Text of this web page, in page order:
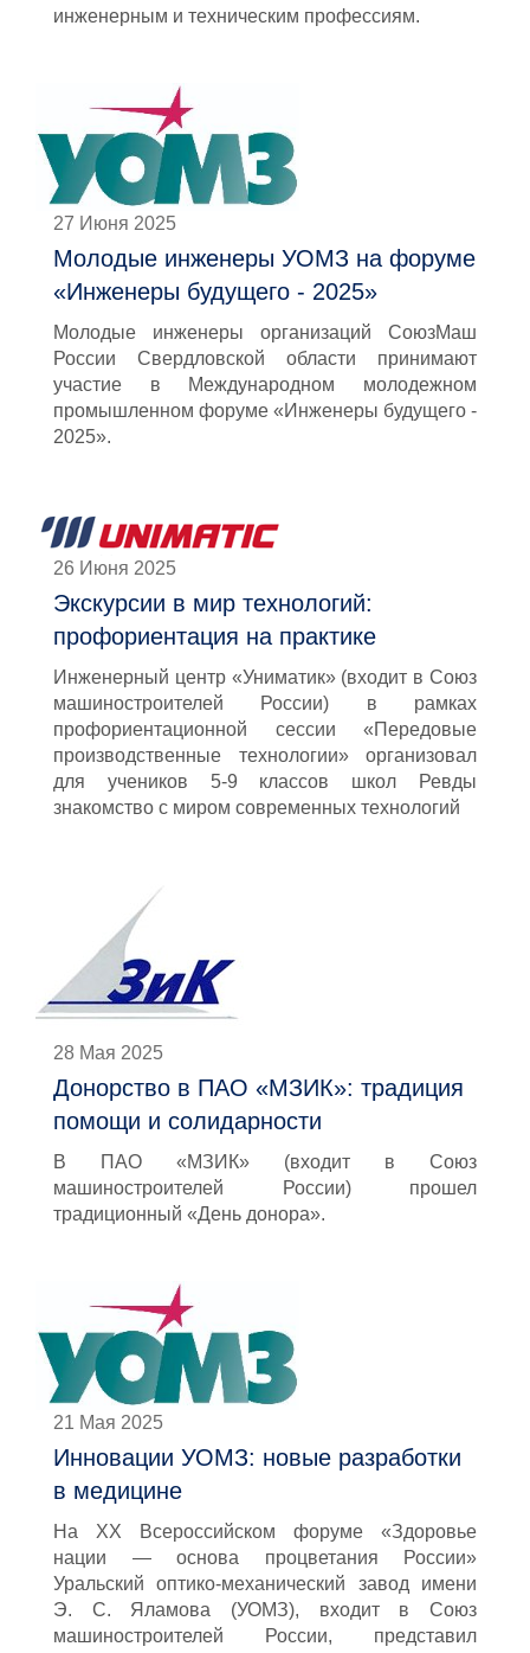
инженерным и техническим профессиям.
27 Июня 2025
Молодые инженеры УОМЗ на форуме
«Инженеры будущего - 2025»
Молодые инженеры организаций СоюзМаш
России Свердловской области принимают
участие в Международном молодежном
промышленном форуме «Инженеры будущего -
2025».
26 Июня 2025
Экскурсии в мир технологий:
профориентация на практике
Инженерный центр «Униматик» (входит в Союз
машиностроителей России) в рамках
профориентационной сессии «Передовые
производственные технологии» организовал
для учеников 5-9 классов школ Ревды
знакомство с миром современных технологий
28 Мая 2025
Донорство в ПАО «МЗИК»: традиция
помощи и солидарности
В ПАО «МЗИК» (входит в Союз
машиностроителей России) прошел
традиционный «День донора».
21 Мая 2025
Инновации УОМЗ: новые разработки
в медицине
На ХХ Всероссийском форуме «Здоровье
нации — основа процветания России»
Уральский оптико-механический завод имени
Э. С. Яламова (УОМЗ), входит в Союз
машиностроителей России, представил